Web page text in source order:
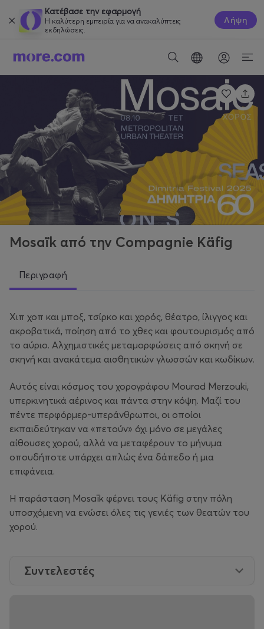
Κατέβασε την εφαρμογή
Η καλύτερη εμπειρία για να ανακαλύπτεις
εκδηλώσεις.
Λήψη
Mosaïk από την Compagnie Käfig
Περιγραφή
Χιπ χοπ και μποξ, τσίρκο και χορός, θέατρο, ίλιγγος και
ακροβατικά, ποίηση από το χθες και φουτουρισμός από
το αύριο. Αλχημιστικές μεταμορφώσεις από σκηνή σε
σκηνή και ανακάτεμα αισθητικών γλωσσών και κωδίκων.
Αυτός είναι κόσμος του χορογράφου Mourad Merzouki,
υπερκινητικά αέρινος και πάντα στην κόψη. Μαζί του
πέντε περφόρμερ-υπεράνθρωποι, οι οποίοι
εκπαιδεύτηκαν να «πετούν» όχι μόνο σε μεγάλες
αίθουσες χορού, αλλά να μεταφέρουν το μήνυμα
οπουδήποτε υπάρχει απλώς ένα δάπεδο ή μια
επιφάνεια.
Η παράσταση Mosaïk φέρνει τους Käfig στην πόλη
υποσχόμενη να ενώσει όλες τις γενιές των θεατών του
χορού.
Συντελεστές